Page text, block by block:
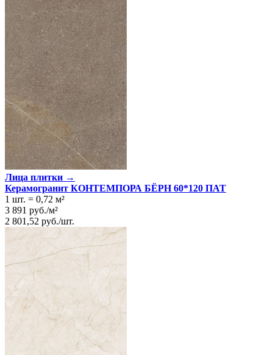
Лица плитки →
Керамогранит КОНТЕМПОРА БЁРН 60*120 ПАТ
1 шт. = 0,72 м²
3 891 руб./м²
2 801,52 руб./шт.